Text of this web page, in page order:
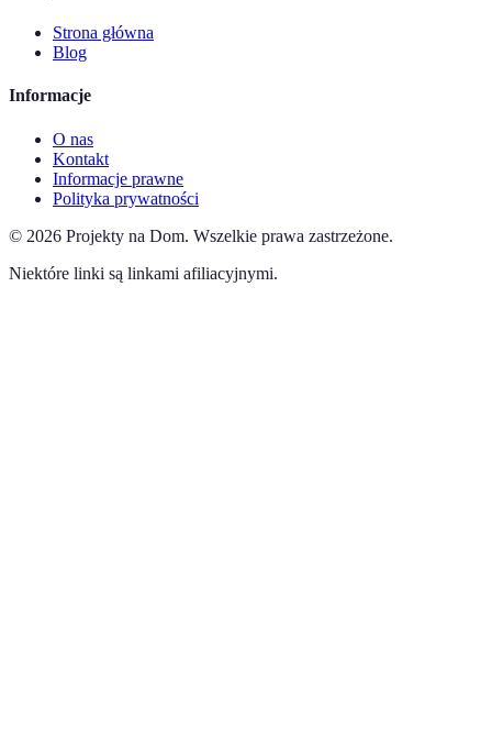
Strona główna
Blog
Informacje
O nas
Kontakt
Informacje prawne
Polityka prywatności
© 2026 Projekty na Dom. Wszelkie prawa zastrzeżone.
Niektóre linki są linkami afiliacyjnymi.